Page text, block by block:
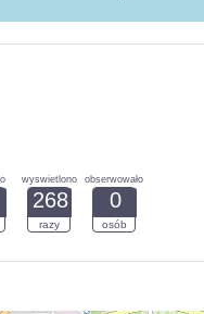
wyswietlono
268
razy
obserwowało
0
osób